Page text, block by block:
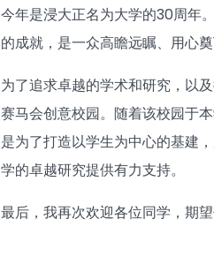
今年是浸大正名为大学的30周年
的成就，是一众高瞻远瞩、用心
为了追求卓越的学术和研究，以
赛马会创意校园。随着该校园于
是为了打造以学生为中心的基建
学的卓越研究提供有力支持。
最后，我再次欢迎各位同学，期